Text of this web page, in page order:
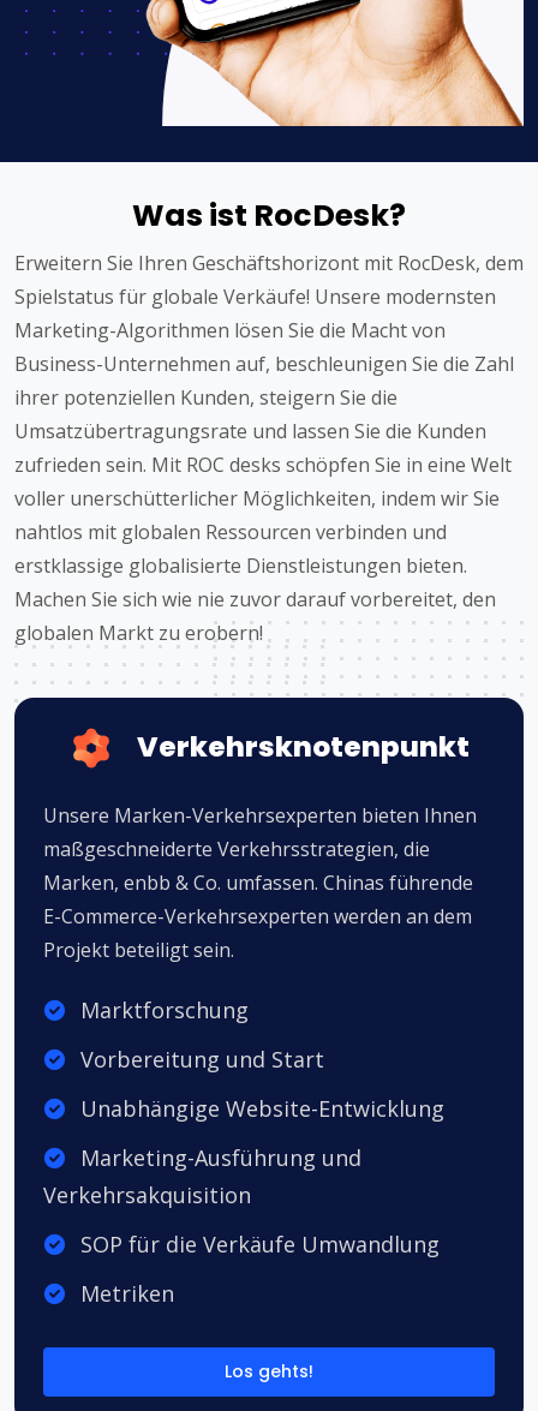
Was ist RocDesk?
Erweitern Sie Ihren Geschäftshorizont mit RocDesk, dem
Spielstatus für globale Verkäufe! Unsere modernsten
Marketing-Algorithmen lösen Sie die Macht von
Business-Unternehmen auf, beschleunigen Sie die Zahl
ihrer potenziellen Kunden, steigern Sie die
Umsatzübertragungsrate und lassen Sie die Kunden
zufrieden sein. Mit ROC desks schöpfen Sie in eine Welt
voller unerschütterlicher Möglichkeiten, indem wir Sie
nahtlos mit globalen Ressourcen verbinden und
erstklassige globalisierte Dienstleistungen bieten.
Machen Sie sich wie nie zuvor darauf vorbereitet, den
globalen Markt zu erobern!
Verkehrsknotenpunkt
Unsere Marken-Verkehrsexperten bieten Ihnen
maßgeschneiderte Verkehrsstrategien, die
Marken, enbb & Co. umfassen. Chinas führende
E-Commerce-Verkehrsexperten werden an dem
Projekt beteiligt sein.
Marktforschung
Vorbereitung und Start
Unabhängige Website-Entwicklung
Marketing-Ausführung und
Verkehrsakquisition
SOP für die Verkäufe Umwandlung
Metriken
Los gehts!